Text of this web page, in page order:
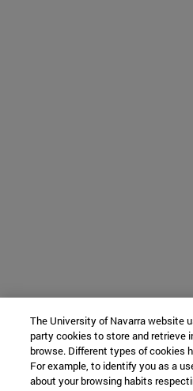
The University of Navarra website
party cookies to store and retrieve
browse. Different types of cookies
For example, to identify you as a
about your browsing habits